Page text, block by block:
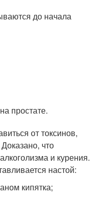
до начала
простате.
от токсинов,
что
и курения.
настой:
кипятка;